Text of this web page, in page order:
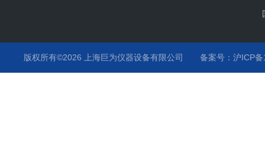
版权所有©2026 上海巨为仪器设备有限公司 备案号：沪ICP